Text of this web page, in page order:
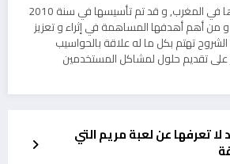
مدونة تقنية يوجد مقرها في المغرب, و قد تم تأسيسها في سنة 2010
من أهم أهدفها المساهمة في إثراء و تعزيز
تهتم بكل ما له علاقة بالحواسيب
على تقديم حلول لمشاكل المستخدمين
تعرفها عن لعبة مريم التي